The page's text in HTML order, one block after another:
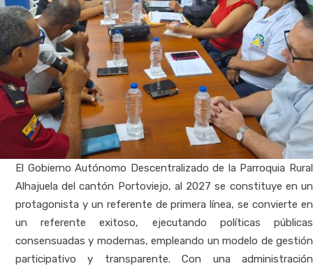
El Gobierno Autónomo Descentralizado de la Parroquia Rural
Alhajuela del cantón Portoviejo, al 2027 se constituye en un
protagonista y un referente de primera línea, se convierte en
un referente exitoso, ejecutando políticas públicas
consensuadas y modernas, empleando un modelo de gestión
participativo y transparente. Con una administración